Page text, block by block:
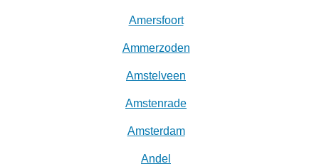
Amersfoort
Ammerzoden
Amstelveen
Amstenrade
Amsterdam
Andel